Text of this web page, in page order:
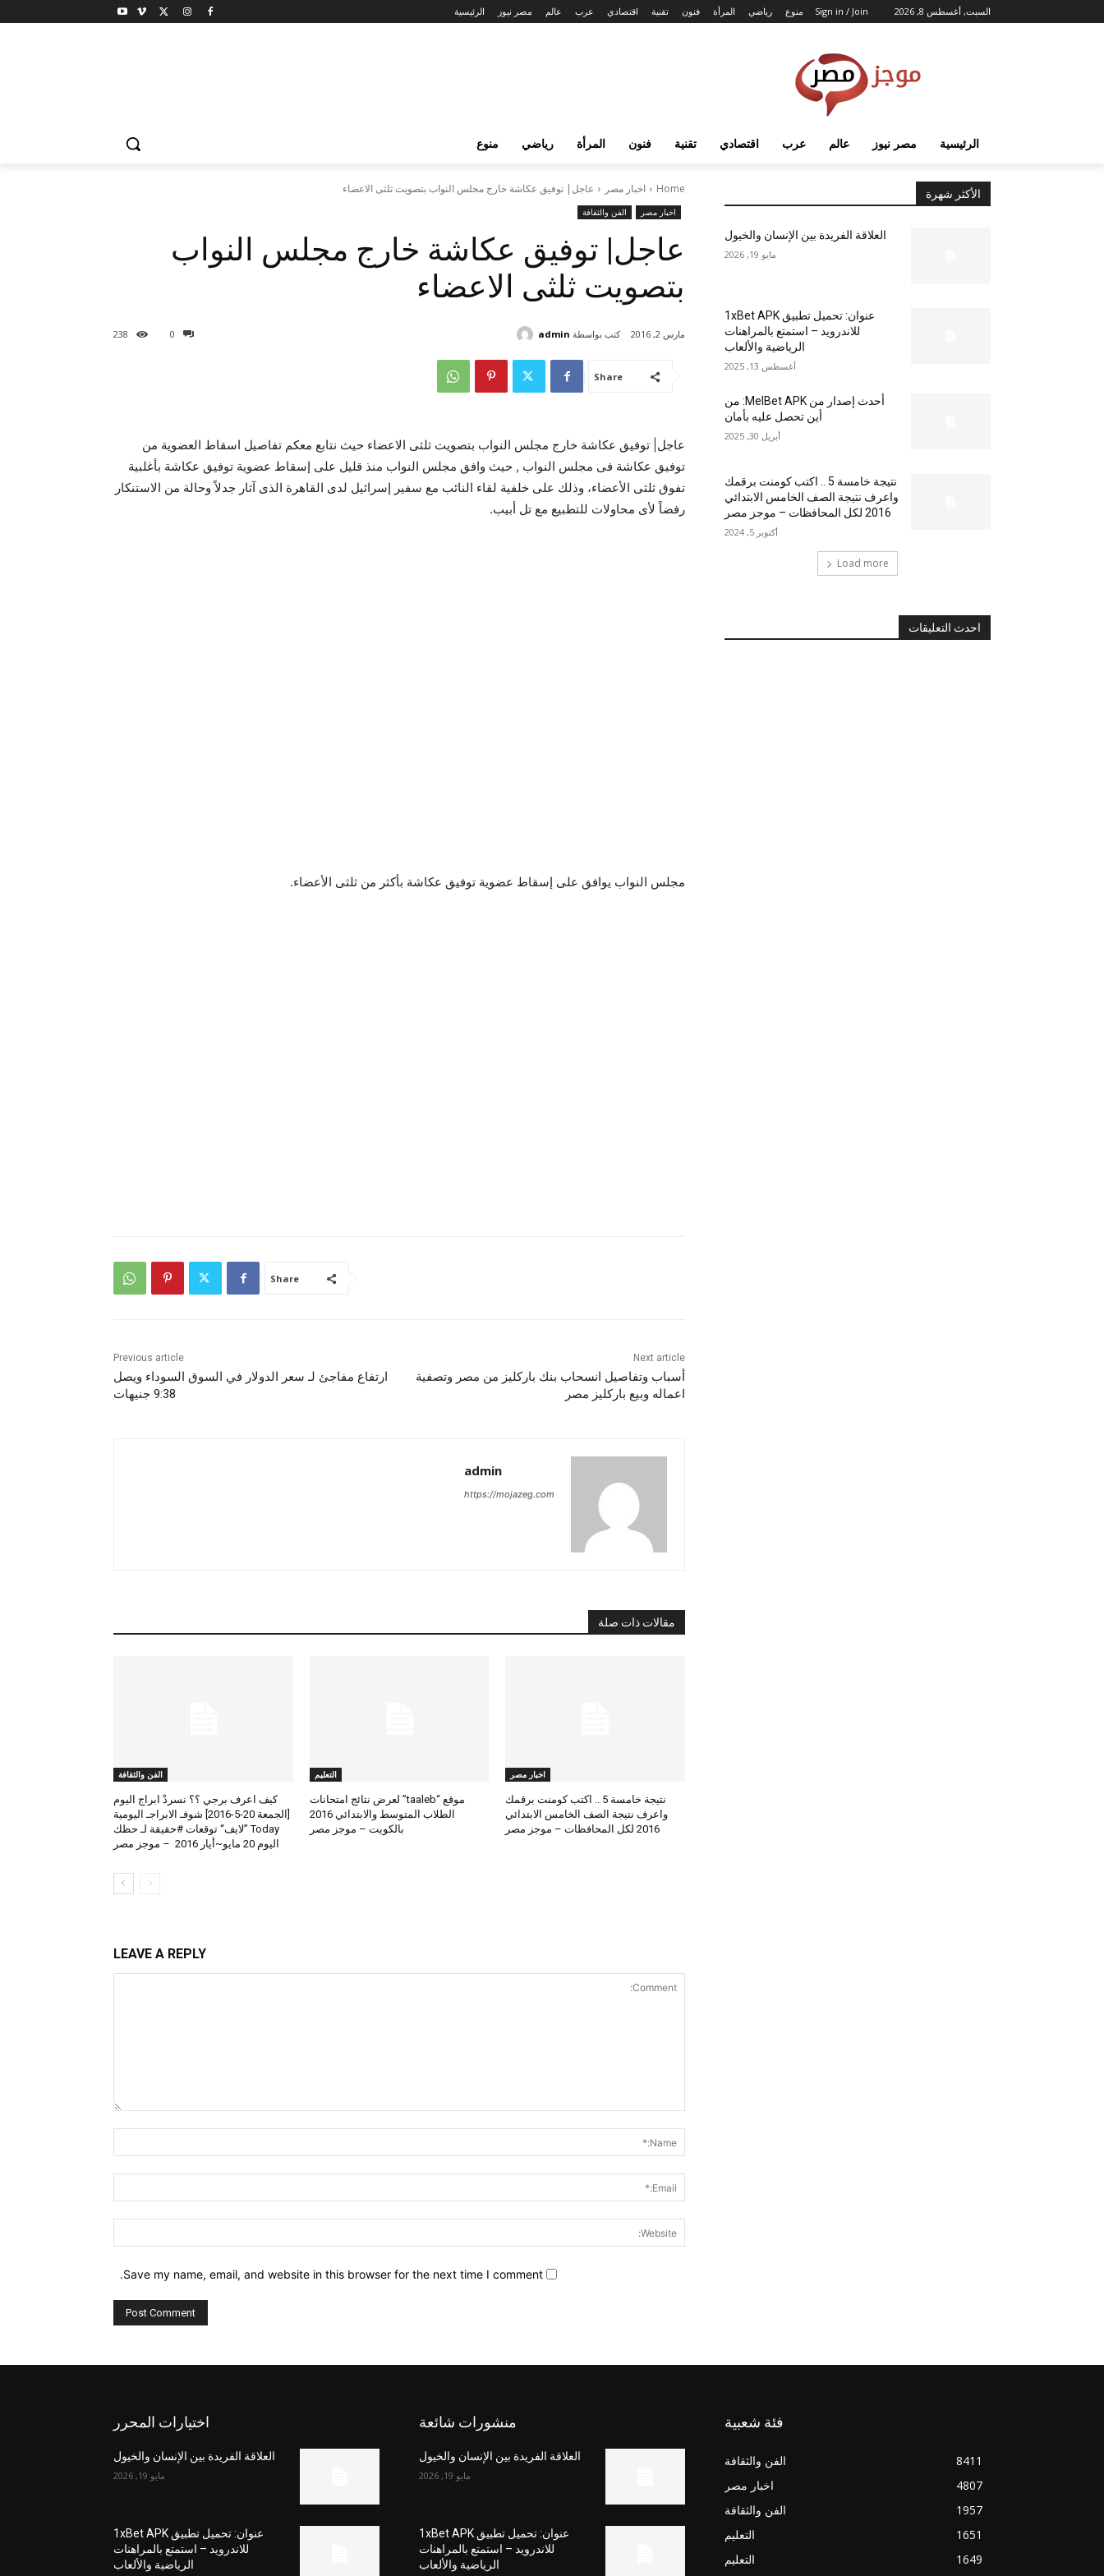
السبت, أغسطس 8, 2026 Sign in / Join الرئيسية مصر نيوز عالم عرب اقتصادي تقنية فنون المرأة رياضي منوع
الرئيسية مصر نيوز عالم عرب اقتصادي تقنية فنون المرأة رياضي منوع
Home اخبار مصر عاجل| توفيق عكاشة خارج مجلس النواب بتصويت ثلثى الاعضاء
اخبار مصر الفن والثقافة
عاجل| توفيق عكاشة خارج مجلس النواب
بتصويت ثلثى الاعضاء
0
238 مارس 2, 2016 كتب بواسطة admin
Share
عاجل| توفيق عكاشة خارج مجلس النواب بتصويت ثلثى الاعضاء حيث نتابع معكم تفاصيل اسقاط العضوية من
توفيق عكاشة فى مجلس النواب , حيث وافق مجلس النواب منذ قليل على إسقاط عضوية توفيق عكاشة بأغلبية
تفوق ثلثى الأعضاء، وذلك على خلفية لقاء النائب مع سفير إسرائيل لدى القاهرة الذى آثار جدلاً وحالة من الاستنكار
رفضاً لأى محاولات للتطبيع مع تل أبيب.
مجلس النواب يوافق على إسقاط عضوية توفيق عكاشة بأكثر من ثلثى الأعضاء.
Share
Previous article
ارتفاع مفاجئ لـ سعر الدولار في السوق السوداء ويصل
9:38 جنيهات
Next article
أسباب وتفاصيل انسحاب بنك باركليز من مصر وتصفية
اعماله وبيع باركليز مصر
admin
https://mojazeg.com
مقالات ذات صلة
اخبار مصر
نتيجة خامسة 5 .. اكتب كومنت برقمك
واعرف نتيجة الصف الخامس الابتدائي
2016 لكل المحافظات – موجز مصر
التعليم
موقع “taaleb” لعرض نتائج امتحانات
الطلاب المتوسط والابتدائي 2016
بالكويت – موجز مصر
الفن والثقافة
كيف اعرف برجي ؟؟ نسردْ ابراج اليوم
[الجمعة 20-5-2016] شوفـ الابراجـ اليومية
Today ”لايف“ توقعات #حقيقة لـ حظك
اليوم 20 مايو~أيار 2016 – موجز مصر
LEAVE A REPLY
Save my name, email, and website in this browser for the next time I comment.
الأكثر شهرة
العلاقة الفريدة بين الإنسان والخيول
مايو 19, 2026
عنوان: تحميل تطبيق 1xBet APK
للاندرويد – استمتع بالمراهنات
الرياضية والألعاب
أغسطس 13, 2025
أحدث إصدار من MelBet APK: من
أين تحصل عليه بأمان
أبريل 30, 2025
نتيجة خامسة 5 .. اكتب كومنت برقمك
واعرف نتيجة الصف الخامس الابتدائي
2016 لكل المحافظات – موجز مصر
أكتوبر 5, 2024
Load more
احدث التعليقات
اختيارات المحرر
العلاقة الفريدة بين الإنسان والخيول
مايو 19, 2026
عنوان: تحميل تطبيق 1xBet APK
للاندرويد – استمتع بالمراهنات
الرياضية والألعاب
منشورات شائعة
العلاقة الفريدة بين الإنسان والخيول
مايو 19, 2026
عنوان: تحميل تطبيق 1xBet APK
للاندرويد – استمتع بالمراهنات
الرياضية والألعاب
فئة شعبية
الفن والثقافة
8411
اخبار مصر
4807
الفن والثقافة
1957
التعليم
1651
التعليم
1649